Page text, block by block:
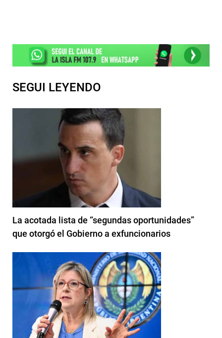
SEGUI LEYENDO
La acotada lista de “segundas oportunidades”
que otorgó el Gobierno a exfuncionarios